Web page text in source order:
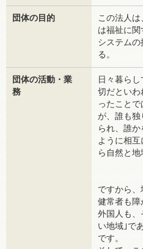
団体の目的
この法人は
は福祉に
システム
る。
団体の活動・業
務
日々暮ら
切だといわ
ったこと
が、誰も独
られ、誰
ように相
ら自然と地
ですから、
健常者も障
外国人も、
い地域｣で
です。